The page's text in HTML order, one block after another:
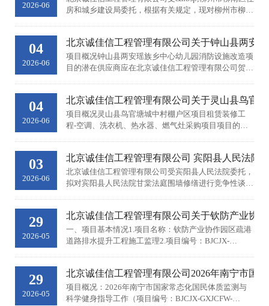
2026-06
房和城乡建设局委托，根据有关规定，现对柳州市柳南
一、项目基本情况项目编号：...
04
2026-06
北京诚佳信工程管理有限公司关于钟山县两安
项目概况钟山县两安瑶族乡中心幼儿园消防设施改造项
目的潜在供应商应在北京诚佳信工程管理有限公司贺州
况项目编号：BJCJX-GCCS...
04
2026-06
北京诚佳信工程管理有限公司关于灵山县鸟官
项目概况灵山县鸟官塘城中村棚户区项目租赁装修工
程-空调、洗衣机、热水器、燃气灶采购项目项目的潜
09时30分（北京时间）前提交响应文...
03
2026-06
北京诚佳信工程管理有限公司 宾阳县人民法院
北京诚佳信工程管理有限公司受宾阳县人民法院委托，
拟对宾阳县人民法院甘棠法庭围墙修缮进行竞争性谈判
GXJTGC-260601采...
29
2026-05
北京诚佳信工程管理有限公司关于钦防产业协
一、项目基本情况1.项目名称：钦防产业协作园区疏港
道路排水提升工程施工监理2.项目编号：BJCJX-
前期准备阶段、施工阶段及...
29
2026-05
北京诚佳信工程管理有限公司2026年南宁市国
项目概况：2026年南宁市国家常态化国民体质监测与
科学健身指导工作（项目编号：BJCJX-GXJCFW-